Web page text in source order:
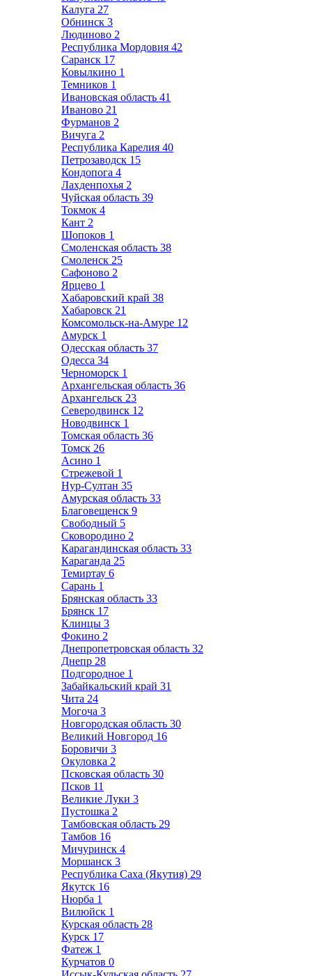
Калуга 27
Обнинск 3
Людиново 2
Республика Мордовия 42
Саранск 17
Ковылкино 1
Темников 1
Ивановская область 41
Иваново 21
Фурманов 2
Вичуга 2
Республика Карелия 40
Петрозаводск 15
Кондопога 4
Лахденпохья 2
Чуйская область 39
Токмок 4
Кант 2
Шопоков 1
Смоленская область 38
Смоленск 25
Сафоново 2
Ярцево 1
Хабаровский край 38
Хабаровск 21
Комсомольск-на-Амуре 12
Амурск 1
Одесская область 37
Одесса 34
Черноморск 1
Архангельская область 36
Архангельск 23
Северодвинск 12
Новодвинск 1
Томская область 36
Томск 26
Асино 1
Стрежевой 1
Нур-Султан 35
Амурская область 33
Благовещенск 9
Свободный 5
Сковородино 2
Карагандинская область 33
Караганда 25
Темиртау 6
Сарань 1
Брянская область 33
Брянск 17
Клинцы 3
Фокино 2
Днепропетровская область 32
Днепр 28
Подгородное 1
Забайкальский край 31
Чита 24
Могоча 3
Новгородская область 30
Великий Новгород 16
Боровичи 3
Окуловка 2
Псковская область 30
Псков 11
Великие Луки 3
Пустошка 2
Тамбовская область 29
Тамбов 16
Мичуринск 4
Моршанск 3
Республика Саха (Якутия) 29
Якутск 16
Нюрба 1
Вилюйск 1
Курская область 28
Курск 17
Фатеж 1
Курчатов 0